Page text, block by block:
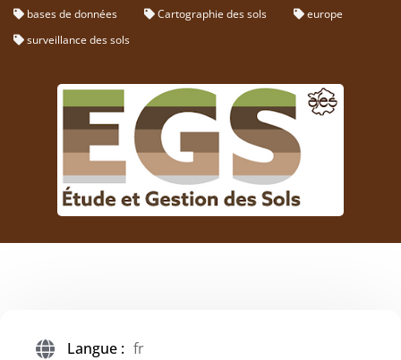
bases de données Cartographie des sols
europe
surveillance des sols
Langue : fr